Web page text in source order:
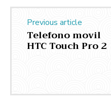
Previous article
Telefono movil
HTC Touch Pro 2